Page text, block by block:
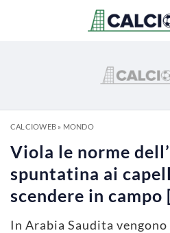
CALCIOWEB» MONDO
Viola le norme
spuntatina ai
scendere in campo
In Arabia Saudita